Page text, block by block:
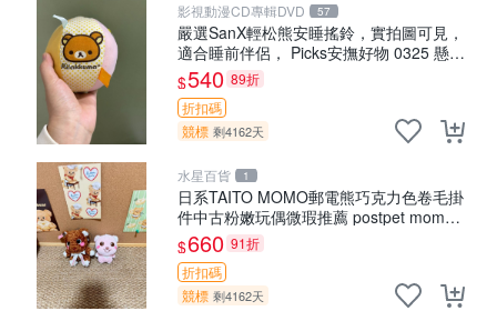
影視動漫CD專輯DVD 57
嚴選SanX輕松熊安睡搖鈴，實拍圖可見，
適合睡前伴侶， Picks安撫好物 0325 懸吊
電腦
$540 89折
折扣碼
競標 剩4162天
水星百貨 1
日系TAITO MOMO郵電熊巧克力色卷毛掛
件中古粉嫩玩偶微瑕推薦 postpet momo
郵電熊 中古玩偶
$660 91折
折扣碼
競標 剩4162天